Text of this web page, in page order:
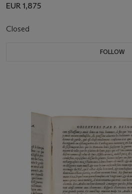
EUR 1,875
Closed
FOLLOW